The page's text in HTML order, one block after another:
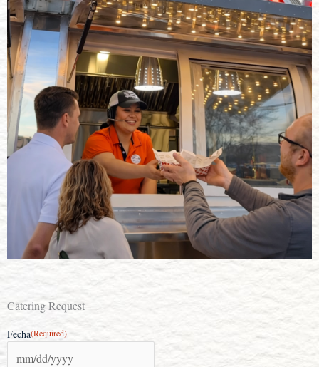
Catering Request
Fecha(Required)
MM
slash
Hours AM/PM